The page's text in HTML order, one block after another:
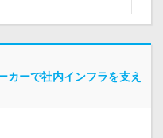
カーで社内インフラを支え